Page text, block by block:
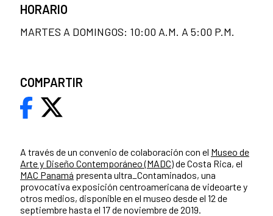
A través de un convenio de colaboración con el Museo de
Arte y Diseño Contemporáneo (MADC)de Costa Rica, el
MAC Panamá presenta ultra_Contaminados, una
provocativa exposición centroamericana de videoarte y
otros medios, disponible en el museo desde el 12 de
septiembre hasta el 17 de noviembre de 2019.
HORARIO
MARTES A DOMINGOS: 10:00 A.M. A 5:00 P.M.
COMPARTIR